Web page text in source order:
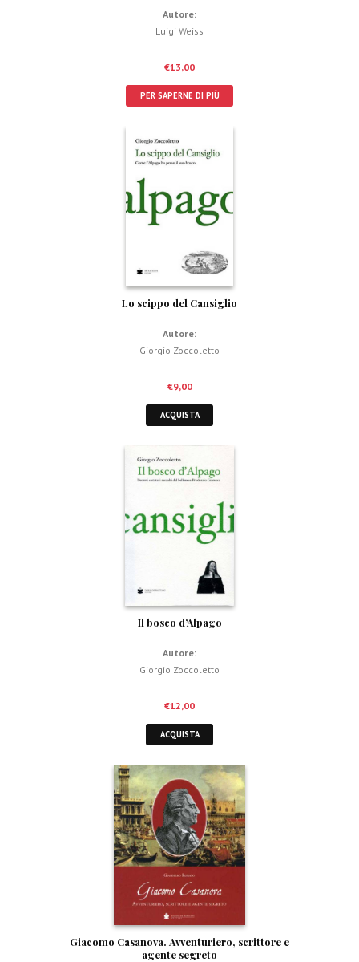
Autore:
Luigi Weiss
€13,00
PER SAPERNE DI PIÙ
Lo scippo del Cansiglio
Autore:
Giorgio Zoccoletto
€9,00
ACQUISTA
Il bosco d’Alpago
Autore:
Giorgio Zoccoletto
€12,00
ACQUISTA
Giacomo Casanova. Avventuriero, scrittore e
agente segreto